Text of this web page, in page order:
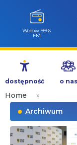
Przejdź
treści
Wołów 99.6
FM
dostępność o nas
Home
»
Archiwum